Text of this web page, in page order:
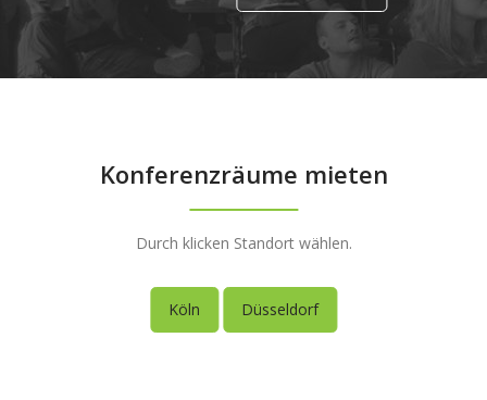
Konferenzräume mieten
Durch klicken Standort wählen.
Köln Düsseldorf